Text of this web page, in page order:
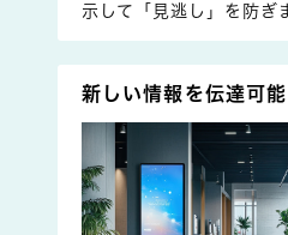
示して「見逃し」を防ぎ
新しい情報を伝達可能